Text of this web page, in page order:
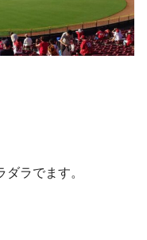
ラでます。